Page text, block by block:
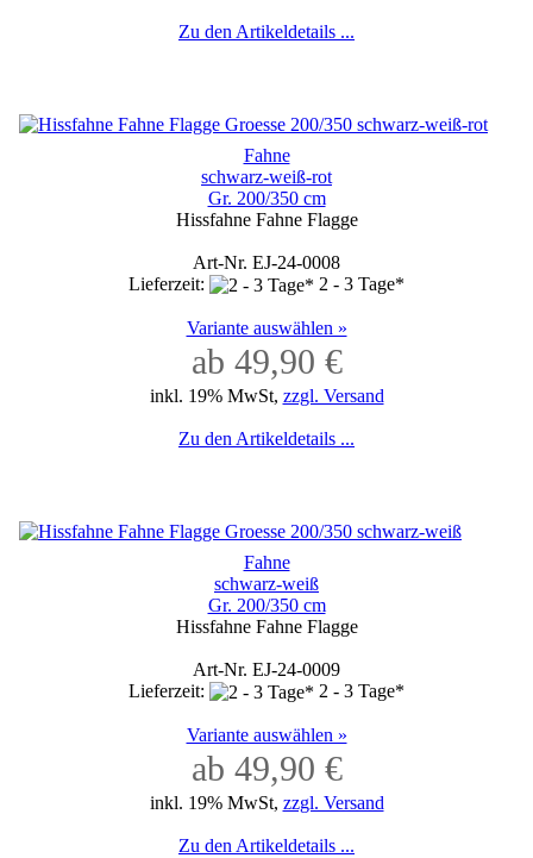
Zu den Artikeldetails ...
Fahne
schwarz-weiß-rot
Gr. 200/350 cm
Hissfahne Fahne Flagge
Art-Nr. EJ-24-0008
Lieferzeit:
2 - 3 Tage*
Variante auswählen »
ab 49,90 €
inkl. 19% MwSt, zzgl. Versand
Zu den Artikeldetails ...
Fahne
schwarz-weiß
Gr. 200/350 cm
Hissfahne Fahne Flagge
Art-Nr. EJ-24-0009
Lieferzeit:
2 - 3 Tage*
Variante auswählen »
ab 49,90 €
inkl. 19% MwSt, zzgl. Versand
Zu den Artikeldetails ...